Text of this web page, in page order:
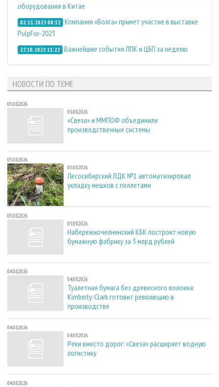
оборудования в Китае
02.11.2023 08:12 Компания «Волга» примет участие в выставке
PulpFor-2023
27.10.2023 11:22 Важнейшие события ЛПК и ЦБП за неделю
НОВОСТИ ПО ТЕМЕ
05.08.2026
05.08.2026
«Свеза» и ММПОФ объединили
производственные системы
05.08.2026
05.08.2026
Лесосибирский ЛДК №1 автоматизировал
укладку мешков с пеллетами
05.08.2026
05.08.2026
Набережночелнинский КБК построит новую
бумажную фабрику за 3 млрд рублей
04.08.2026
04.08.2026
Туалетная бумага без древесного волокна:
Kimberly-Clark готовит революцию в
производстве
04.08.2026
04.08.2026
Реки вместо дорог: «Свеза» расширяет водную
логистику
04.08.2026